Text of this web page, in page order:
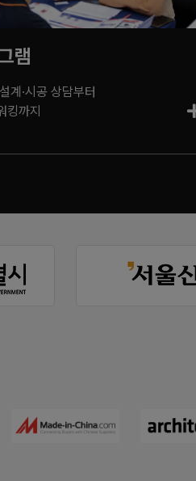
램
계·시공 상담부터
킹까지